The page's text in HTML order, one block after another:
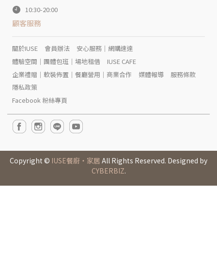
10:30-20:00
顧客服務
關於IUSE 會員辦法
安心服務｜網購速達
體驗空間｜團體包班｜場地租借
IUSE CAFE
企業禮贈｜軟裝佈置｜餐廳營用｜商業合作
媒體報導
服務條款
隱私政策
Facebook 粉絲專頁
Copyright © IUSE餐廚‧家居 All Rights Reserved. Designed by
CYBERBIZ.